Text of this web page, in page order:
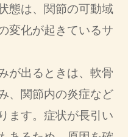
態は、関節の可動域
変化が起きているサ
が出るときは、軟骨
、関節内の炎症など
ます。症状が長引い